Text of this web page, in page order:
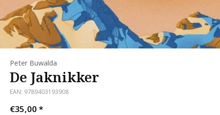
Peter Buwalda
De Jaknikker
EAN: 9789403193908
€35,00*